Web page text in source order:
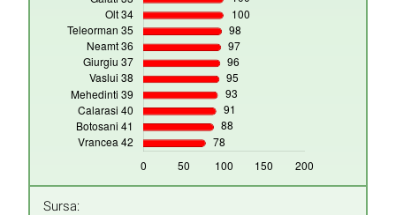
Sursa: